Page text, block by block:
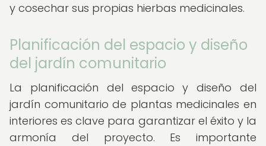
y cosechar sus propias hierbas medicinales.
Planificación del espacio y diseño
del jardín comunitario
La planificación del espacio y diseño del
jardín comunitario de plantas medicinales en
interiores es clave para garantizar el éxito y la
armonía del proyecto. Es importante